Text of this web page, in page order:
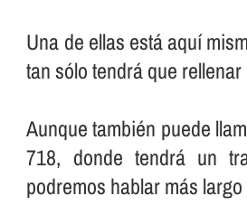
Una de ellas está aquí­
tan sólo tendrá que
Aunque también puede
718, donde tendrá un
podremos hablar más